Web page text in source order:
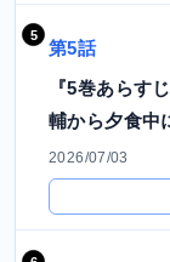
第5話
『5巻あらす
輔から夕食中
2026/07/03